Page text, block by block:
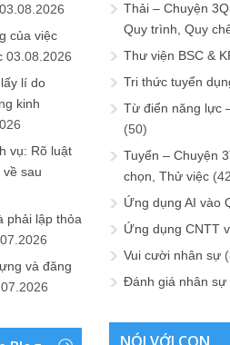
03.08.2026
của việc
03.08.2026
lí do
kinh
vụ: Rõ luật
sau
phải lập thỏa
và đăng
Thải – Chuyện
Quy trình, Quy
Thư viện BSC &
Tri thức tuyển
Từ điển năng lực
(50)
Tuyển – Chuyện
chọn, Thử việc
Ứng dụng AI vào
Ứng dụng CNTT
Vui cười nhân sự
Đánh giá nhân sự